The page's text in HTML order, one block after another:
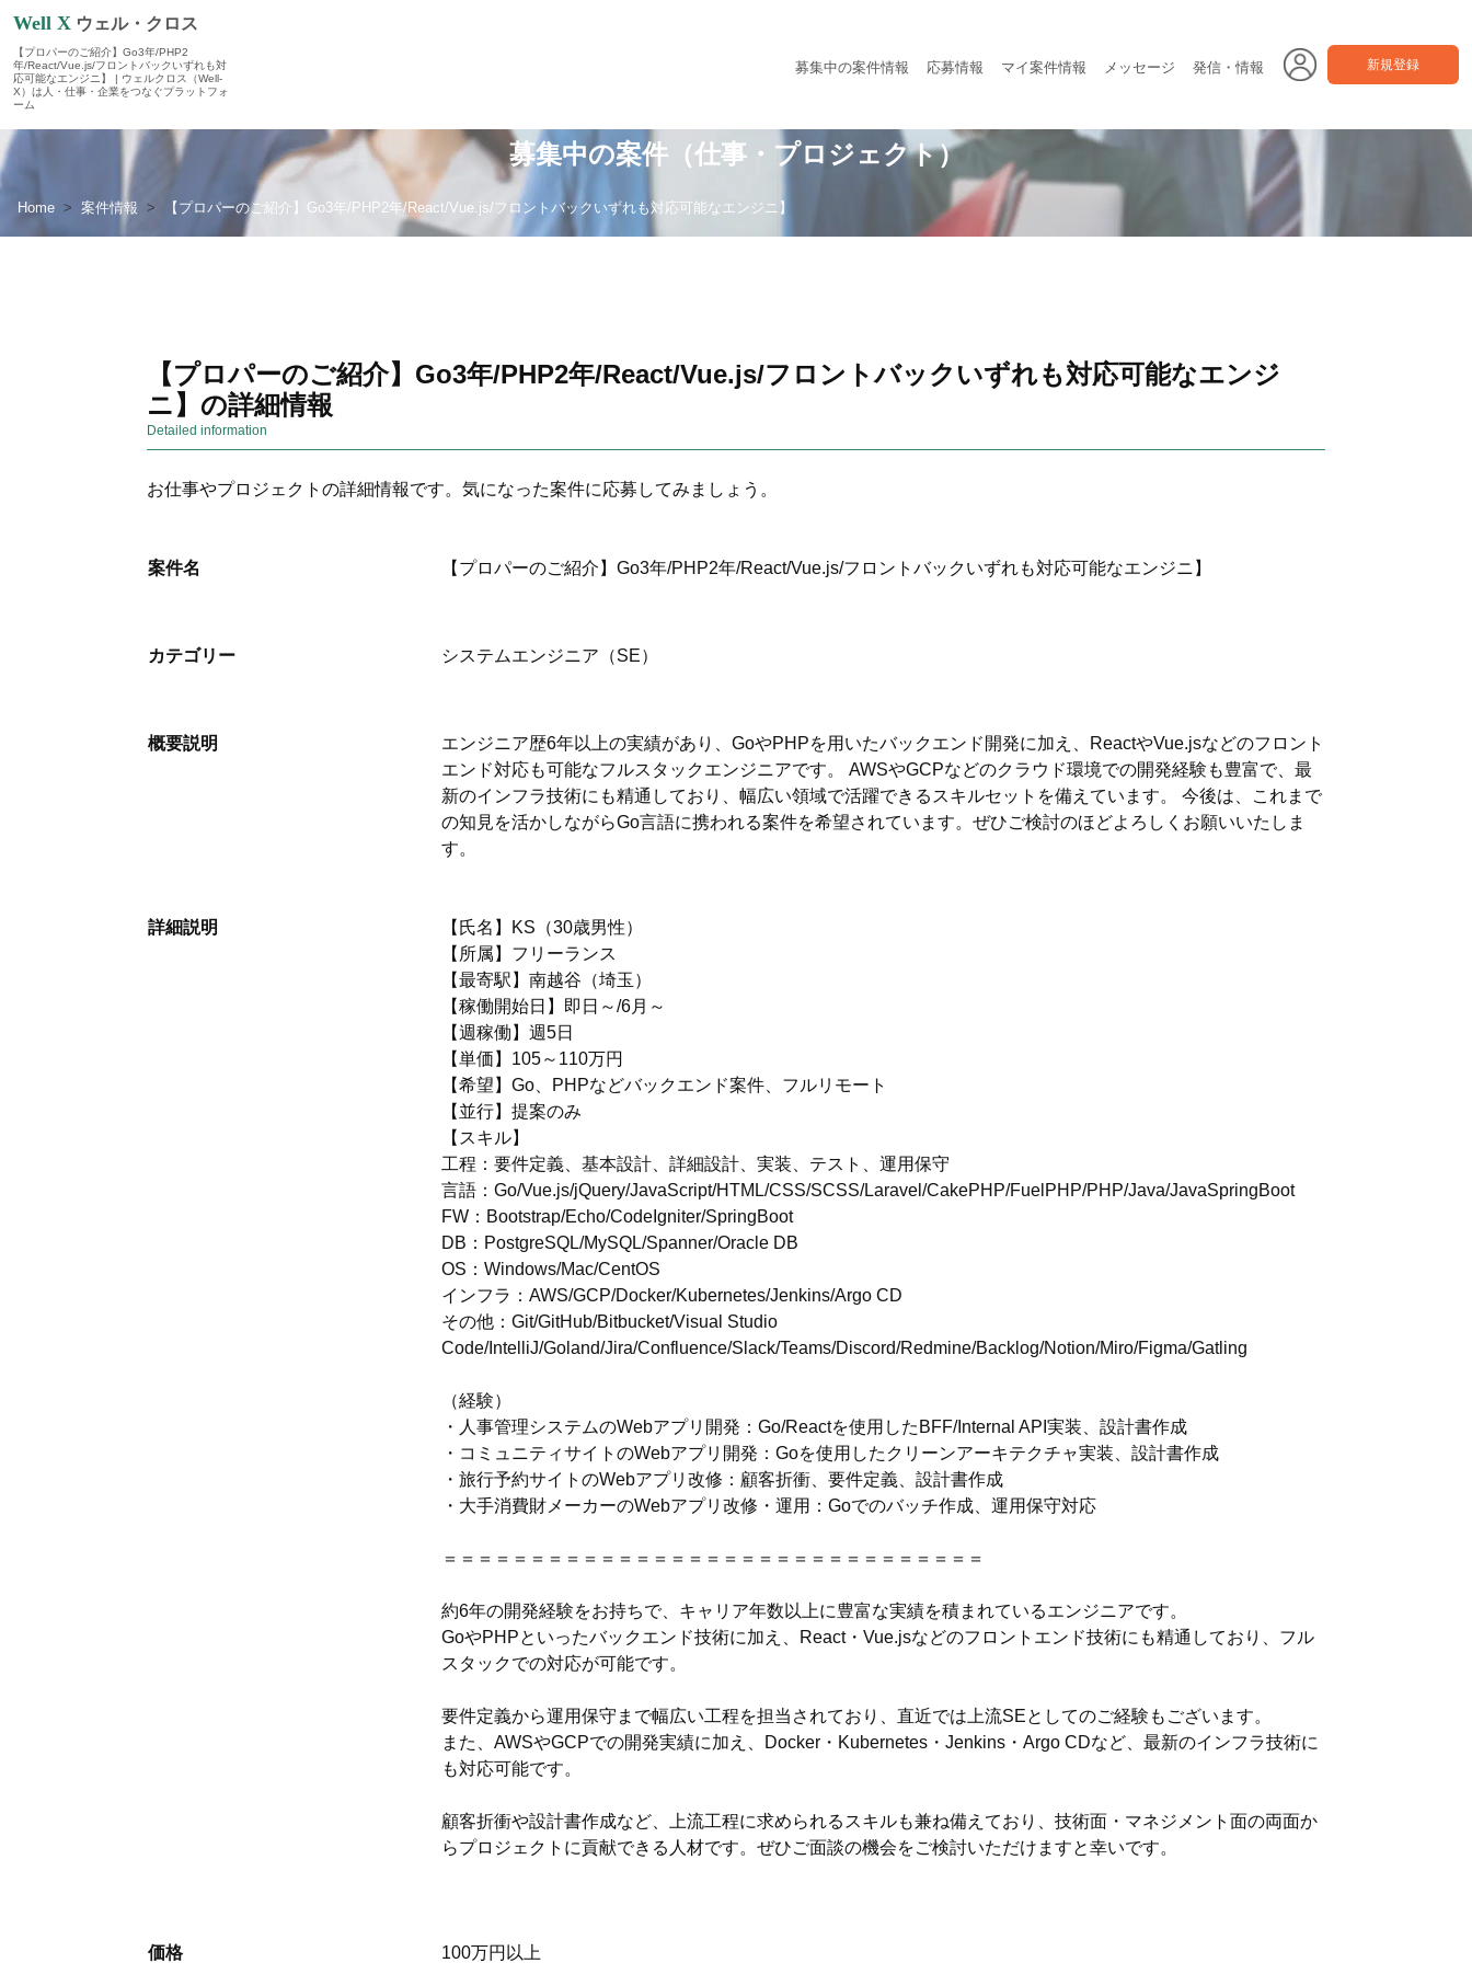
Well X ウェル・クロス
【プロパーのご紹介】Go3年/PHP2
年/React/Vue.js/フロントバックいずれも対
応可能なエンジニ】 | ウェルクロス（Well-
X）は人・仕事・企業をつなぐプラットフォ
ーム
募集中の案件情報 応募情報 マイ案件情報 メッセージ 発信・情報 新規登録
Home 案件情報 【プロパーのご紹介】Go3年/PHP2年/React/Vue.js/フロントバックいずれも対応可能なエンジニ】
募集中の案件（仕事・プロジェクト）
【プロパーのご紹介】Go3年/PHP2年/React/Vue.js/フロントバックいずれも対応可能なエンジ
ニ】の詳細情報
Detailed information
お仕事やプロジェクトの詳細情報です。気になった案件に応募してみましょう。
案件名 【プロパーのご紹介】Go3年/PHP2年/React/Vue.js/フロントバックいずれも対応可能なエンジニ】
カテゴリー システムエンジニア（SE）
概要説明
エンジニア歴6年以上の実績があり、GoやPHPを用いたバックエンド開発に加え、ReactやVue.jsなどのフロント
エンド対応も可能なフルスタックエンジニアです。 AWSやGCPなどのクラウド環境での開発経験も豊富で、最
新のインフラ技術にも精通しており、幅広い領域で活躍できるスキルセットを備えています。 今後は、これまで
の知見を活かしながらGo言語に携われる案件を希望されています。ぜひご検討のほどよろしくお願いいたしま
す。
詳細説明
【氏名】KS（30歳男性）
【所属】フリーランス
【最寄駅】南越谷（埼玉）
【稼働開始日】即日～/6月～
【週稼働】週5日
【単価】105～110万円
【希望】Go、PHPなどバックエンド案件、フルリモート
【並行】提案のみ
【スキル】
工程：要件定義、基本設計、詳細設計、実装、テスト、運用保守
言語：Go/Vue.js/jQuery/JavaScript/HTML/CSS/SCSS/Laravel/CakePHP/FuelPHP/PHP/Java/JavaSpringBoot
FW：Bootstrap/Echo/CodeIgniter/SpringBoot
DB：PostgreSQL/MySQL/Spanner/Oracle DB
OS：Windows/Mac/CentOS
インフラ：AWS/GCP/Docker/Kubernetes/Jenkins/Argo CD
その他：Git/GitHub/Bitbucket/Visual Studio
Code/IntelliJ/Goland/Jira/Confluence/Slack/Teams/Discord/Redmine/Backlog/Notion/Miro/Figma/Gatling
（経験）
・人事管理システムのWebアプリ開発：Go/Reactを使用したBFF/Internal API実装、設計書作成
・コミュニティサイトのWebアプリ開発：Goを使用したクリーンアーキテクチャ実装、設計書作成
・旅行予約サイトのWebアプリ改修：顧客折衝、要件定義、設計書作成
・大手消費財メーカーのWebアプリ改修・運用：Goでのバッチ作成、運用保守対応
＝＝＝＝＝＝＝＝＝＝＝＝＝＝＝＝＝＝＝＝＝＝＝＝＝＝＝＝＝＝＝
約6年の開発経験をお持ちで、キャリア年数以上に豊富な実績を積まれているエンジニアです。
GoやPHPといったバックエンド技術に加え、React・Vue.jsなどのフロントエンド技術にも精通しており、フル
スタックでの対応が可能です。
要件定義から運用保守まで幅広い工程を担当されており、直近では上流SEとしてのご経験もございます。
また、AWSやGCPでの開発実績に加え、Docker・Kubernetes・Jenkins・Argo CDなど、最新のインフラ技術に
も対応可能です。
顧客折衝や設計書作成など、上流工程に求められるスキルも兼ね備えており、技術面・マネジメント面の両面か
らプロジェクトに貢献できる人材です。ぜひご面談の機会をご検討いただけますと幸いです。
価格 100万円以上